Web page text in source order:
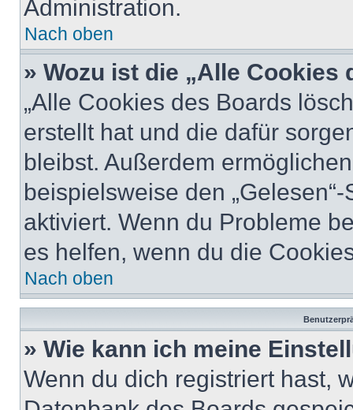
Administration.
Nach oben
» Wozu ist die „Alle
„Alle Cookies des Boards
erstellt hat und die dafür
bleibst. Außerdem
beispielsweise den
aktiviert. Wenn du Probleme
es helfen, wenn du die
Nach oben
» Wie kann ich meine
Wenn du dich registriert hast,